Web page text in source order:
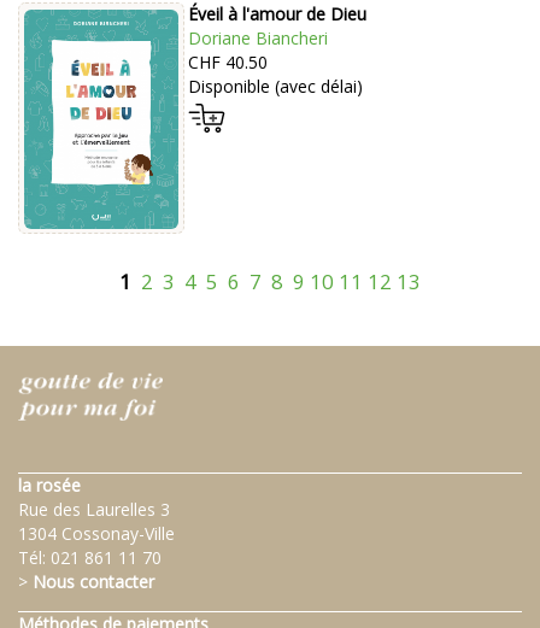
Éveil à l'amour de Dieu
Doriane Biancheri
CHF 40.50
Disponible (avec délai)
1 2 3 4 5 6 7 8 9 10 11 12 13
la rosée
Rue des Laurelles 3
1304 Cossonay-Ville
Tél: 021 861 11 70
> Nous contacter